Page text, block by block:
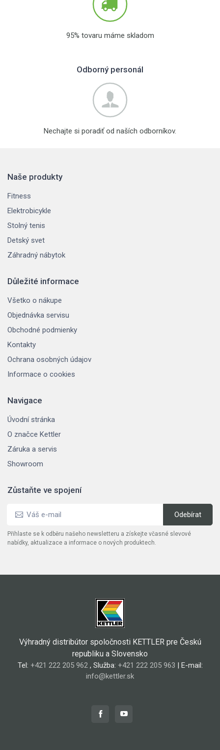
95% tovaru máme skladom
Odborný personál
Nechajte si poradiť od naších odborníkov.
Naše produkty
Fitness
Elektrobicykle
Stolný tenis
Detský svet
Záhradný nábytok
Důležité informace
Všetko o nákupe
Objednávka servisu
Obchodné podmienky
Kontakty
Ochrana osobných údajov
Informace o cookies
Navigace
Úvodní stránka
O značce Kettler
Záruka a servis
Showroom
Zůstaňte ve spojení
Přihlaste se k odběru našeho newsletteru a získejte včasné slevové
nabídky, aktualizace a informace o nových produktech.
Výhradný distribútor spoločnosti KETTLER pre Českú
republiku a Slovensko
Tel: +421 222 205 962, Služba: +421 222 205 963 | E-mail:
info@kettler.sk